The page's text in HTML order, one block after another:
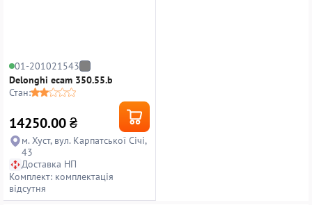
01-201021543
Delonghi ecam 350.55.b
Стан:
14250.00₴
м. Хуст, вул. Карпатської Січі,
43
Доставка НП
Комплект: комплектація
відсутня